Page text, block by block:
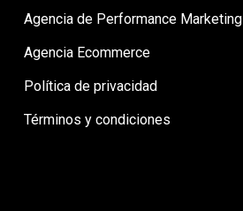
Agencia de Performance Marketing
Agencia Ecommerce
Política de privacidad
Términos y condiciones